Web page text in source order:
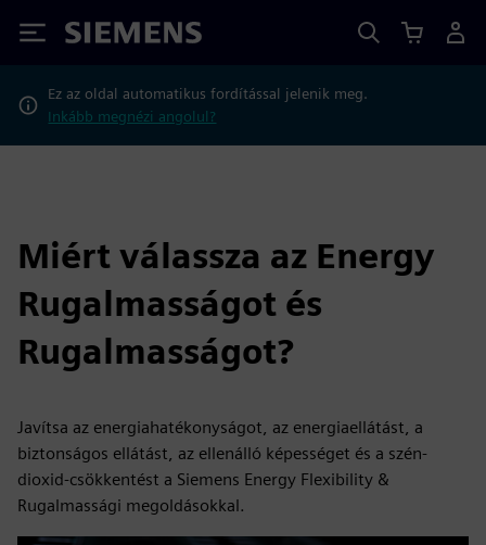
Siemens
Ez az oldal automatikus fordítással jelenik meg.
Inkább megnézi angolul?
Miért válassza az Energy
Rugalmasságot és
Rugalmasságot?
Javítsa az energiahatékonyságot, az energiaellátást, a
biztonságos ellátást, az ellenálló képességet és a szén-
dioxid-csökkentést a Siemens Energy Flexibility &
Rugalmassági megoldásokkal.